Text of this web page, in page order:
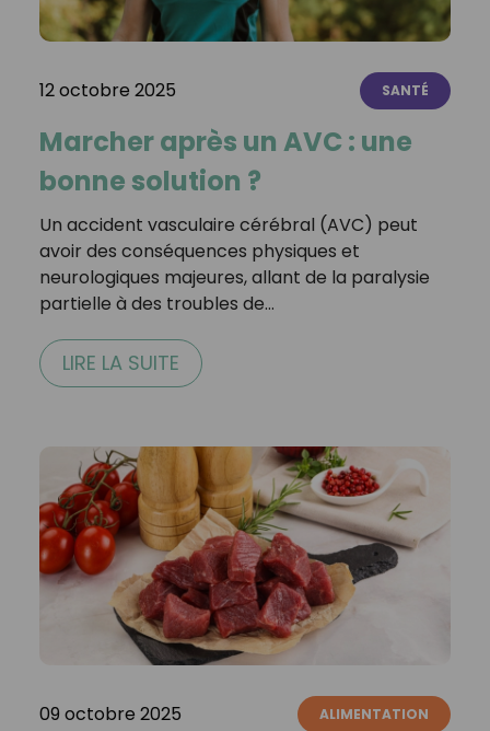
12 octobre 2025 SANTÉ
Marcher après un AVC : une
bonne solution ?
Un accident vasculaire cérébral (AVC) peut
avoir des conséquences physiques et
neurologiques majeures, allant de la paralysie
partielle à des troubles de…
LIRE LA SUITE
09 octobre 2025 ALIMENTATION